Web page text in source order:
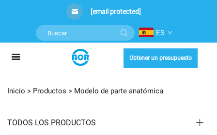
[email protected]
ES
Obtener un presupuesto
Inicio > Productos > Modelo de parte anatómica
TODOS LOS PRODUCTOS